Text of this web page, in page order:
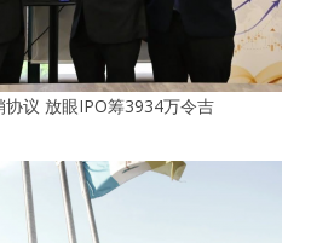
协议 放眼IPO筹3934万令吉